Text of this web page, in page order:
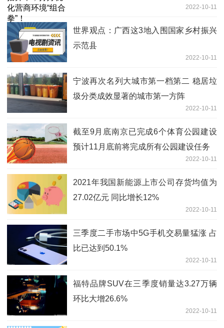
2022-10-11
世界观点：广西这3地入围国家乡村振兴
示范县
2022-10-11
宁波再次名列大城市第一档第二 稳居垃
圾分类成效显著的城市第一方阵
2022-10-11
截至9月底南京已完成6个体育公园建设
预计11月底前将完成所有公园建设任务
2022-10-11
2021年我国新能源上市公司存货均值为
27.02亿元 同比增长12%
2022-10-11
三季度二手市场中5G手机交易量猛涨 占
比已达到50.1%
2022-10-11
福特品牌SUV在三季度销量达3.27万辆
环比大增26.6%
2022-10-11